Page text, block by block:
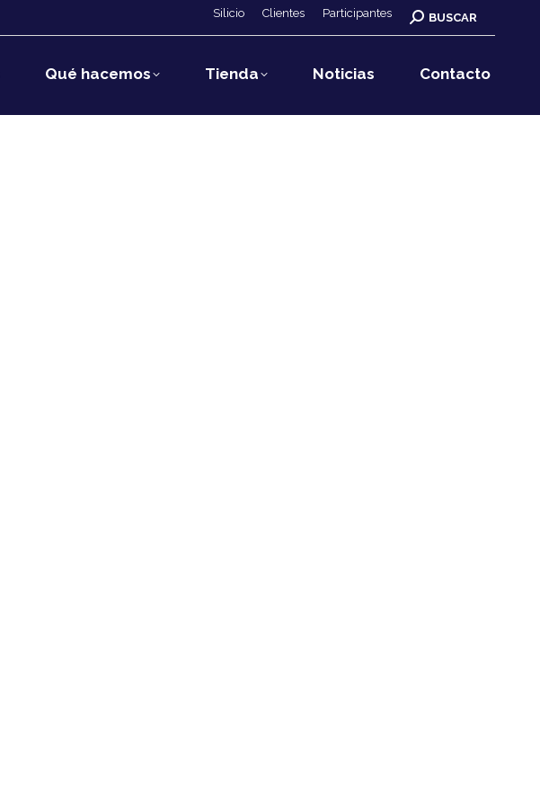
Silicio Clientes Participantes Buscar:
BUSCAR
Qué hacemos Tienda Noticias Contacto